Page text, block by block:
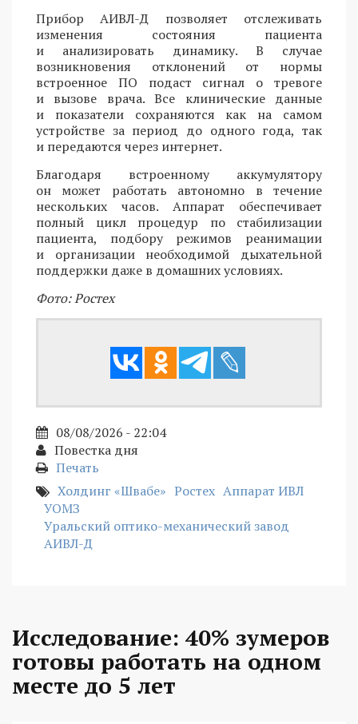
Прибор АИВЛ-Д позволяет отслеживать
изменения состояния пациента
и анализировать динамику. В случае
возникновения отклонений от нормы
встроенное ПО подаст сигнал о тревоге
и вызове врача. Все клинические данные
и показатели сохраняются как на самом
устройстве за период до одного года, так
и передаются через интернет.
Благодаря встроенному аккумулятору
он может работать автономно в течение
нескольких часов. Аппарат обеспечивает
полный цикл процедур по стабилизации
пациента, подбору режимов реанимации
и организации необходимой дыхательной
поддержки даже в домашних условиях.
Фото: Ростех
08/08/2026 - 22:04
Повестка дня
Печать
Холдинг «Швабе» Ростех Аппарат ИВЛ
УОМЗ
Уральский оптико-механический завод
АИВЛ-Д
Исследование: 40% зумеров
готовы работать на одном
месте до 5 лет